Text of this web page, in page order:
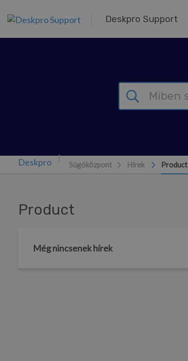
Deskpro Support
Súgóközpont Hírek Product
Product
Még nincsenek hírek